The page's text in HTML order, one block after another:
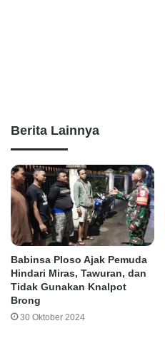
Berita Lainnya
Babinsa Ploso Ajak Pemuda
Hindari Miras, Tawuran, dan
Tidak Gunakan Knalpot
Brong
30 Oktober 2024